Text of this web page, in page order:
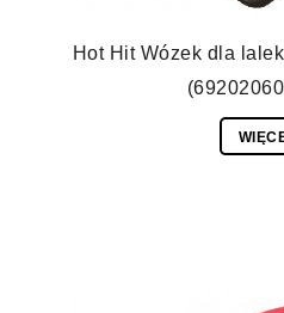
Hot Hit Wózek dla